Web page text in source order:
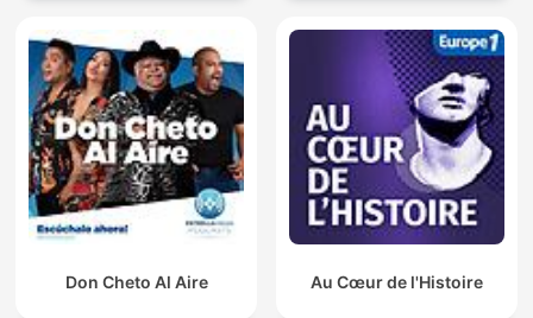
Don Cheto Al Aire Au Cœur de l'Histoire